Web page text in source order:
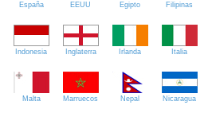
España EEUU Egipto Filipinas
Indonesia Inglaterra Irlanda Italia
Malta Marruecos Nepal Nicaragua